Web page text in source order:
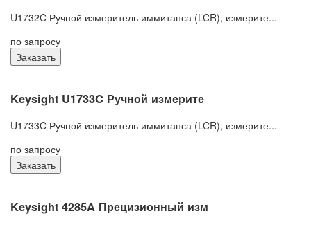
U1732C Ручной измеритель иммитанса (LCR), измерите...
по запросу
Заказать
Keysight U1733C Ручной измерите
U1733C Ручной измеритель иммитанса (LCR), измерите...
по запросу
Заказать
Keysight 4285A Прецизионный изм